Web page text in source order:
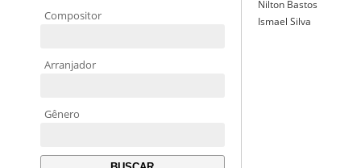
Compositor
Arranjador
Gênero
Nilton Bastos
Ismael Silva